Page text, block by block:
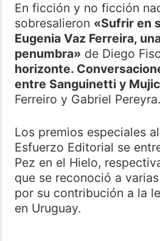
En ficción y no ficción
sobresalieron «Sufrir en
Eugenia Vaz Ferreira,
penumbra» de Diego
horizonte.
entre Sanguinetti y
Ferreiro y Gabriel Pereyra.
Los premios especiales
Esfuerzo Editorial se
Pez en el Hielo,
que se reconoció a
por su contribución a la
en Uruguay.